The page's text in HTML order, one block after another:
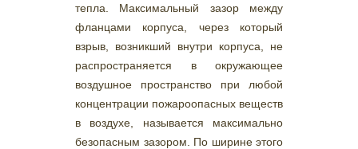
тепла. Максимальный зазор между
фланцами корпуса, через который
взрыв, возникший внутри корпуса, не
распространяется в окружающее
воздушное пространство при любой
концентрации пожароопасных веществ
в воздухе, называется максимально
безопасным зазором. По ширине этого